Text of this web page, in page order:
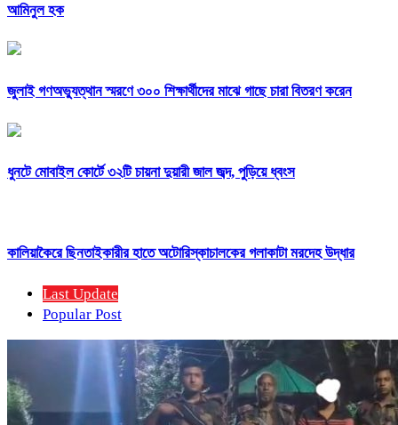
আমিনুল হক
জুলাই গণঅভ্যুত্থান স্মরণে ৩০০ শিক্ষার্থীদের মাঝে গাছে চারা বিতরণ করেন
ধুনটে মোবাইল কোর্টে ৩২টি চায়না দুয়ারী জাল জব্দ, পুড়িয়ে ধ্বংস
কালিয়াকৈরে ছিনতাইকারীর হাতে অটোরিস্কাচালকের গলাকাটা মরদেহ উদ্ধার
Last Update
Popular Post